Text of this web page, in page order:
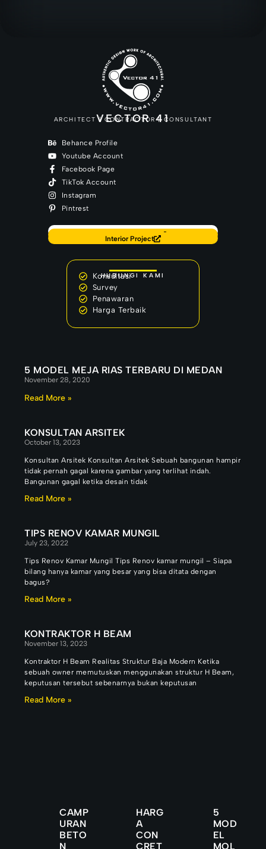
VECTOR 41
ARCHITECT | CONTRACTOR | CONSULTANT
Behance Profile
Youtube Account
Facebook Page
TikTok Account
Instagram
Pintrest
Our Latest Project
Interior Project
HUBUNGI KAMI
Konsultasi
Survey
Penawaran
Harga Terbaik
5 MODEL MEJA RIAS TERBARU DI MEDAN
November 28, 2020
Read More »
KONSULTAN ARSITEK
October 13, 2023
Konsultan Arsitek Konsultan Arsitek Sebuah bangunan hampir
tidak pernah gagal karena gambar yang terlihat indah.
Bangunan gagal ketika desain tidak
Read More »
TIPS RENOV KAMAR MUNGIL
July 23, 2022
Tips Renov Kamar Mungil Tips Renov kamar mungil – Siapa
bilang hanya kamar yang besar yang bisa ditata dengan
bagus?
Read More »
KONTRAKTOR H BEAM
November 13, 2023
Kontraktor H Beam Realitas Struktur Baja Modern Ketika
sebuah owner memutuskan menggunakan struktur H Beam,
keputusan tersebut sebenarnya bukan keputusan
Read More »
CAMP
URAN
BETO
N
HARG
A
CON
CRET
5
MOD
EL
MOL